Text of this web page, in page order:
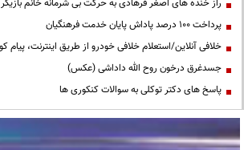
راز خنده های اصغر فرهادی به حرکت بی شرمانه خانم
پرداخت ۱۰۰ درصد پاداش پایان خدمت فرهنگیان
خلافی آنلاین/استعلام خلافی خودرو از طریق اینترنت، پیام
جسدغرق درخون روح الله داداشی (عکس)
پاسخ های دکتر توکلی به سوالات کنکوری ها